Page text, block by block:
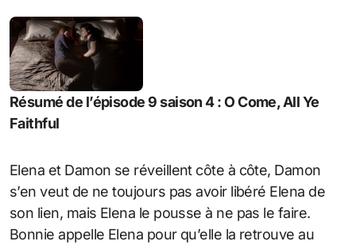
Résumé de l’épisode 9 saison 4 : O Come, All Ye
Faithful
Elena et Damon se réveillent côte à côte, Damon
s’en veut de ne toujours pas avoir libéré Elena de
son lien, mais Elena le pousse à ne pas le faire.
Bonnie appelle Elena pour qu’elle la retrouve au